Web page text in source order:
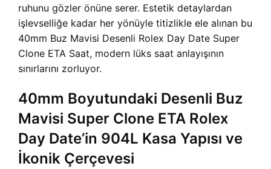
ruhunu gözler önüne serer. Estetik detaylardan
işlevselliğe kadar her yönüyle titizlikle ele alınan bu
40mm Buz Mavisi Desenli Rolex Day Date Super
Clone ETA Saat, modern lüks saat anlayışının
sınırlarını zorluyor.
40mm Boyutundaki Desenli Buz
Mavisi Super Clone ETA Rolex
Day Date’in 904L Kasa Yapısı ve
İkonik Çerçevesi